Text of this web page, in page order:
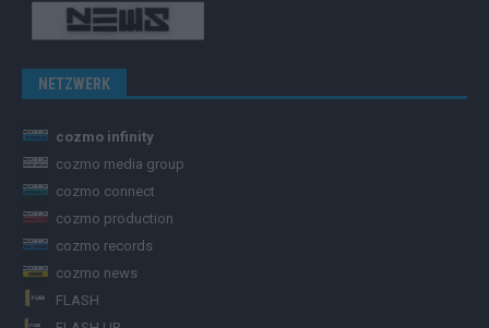
NETZWERK
cozmo infinity
cozmo media group
cozmo connect
cozmo production
cozmo records
cozmo news
FLASH